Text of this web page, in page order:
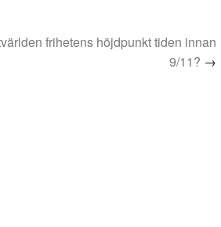
frihetens höjdpunkt tiden innan
9/11? →